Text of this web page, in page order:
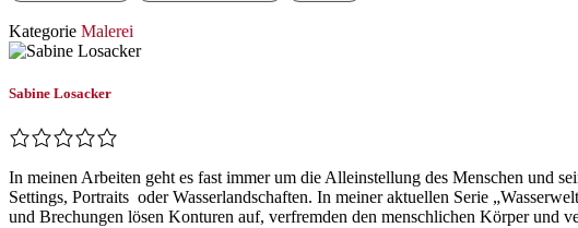
Kategorie Malerei
Sabine Losacker
In meinen Arbeiten geht es fast immer um die Alleinstellung des Menschen
Settings, Portraits oder Wasserlandschaften. In meiner aktuellen Serie
und Brechungen lösen Konturen auf, verfremden den menschlichen Körper und